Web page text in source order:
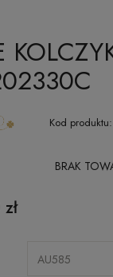
Kod produktu:
BRAK